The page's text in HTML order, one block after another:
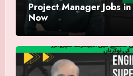
Project Manager Jobs
Now